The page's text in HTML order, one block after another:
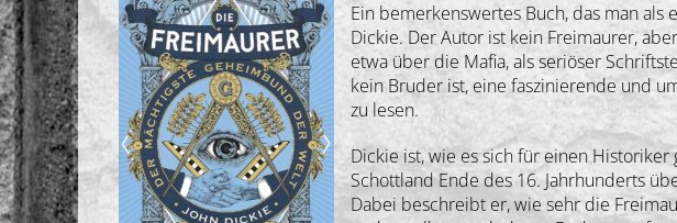
Ein bemerkenswertes Buch, das man als
Dickie. Der Autor ist kein Freimaurer,
etwa über die Mafia, als seriöser
kein Bruder ist, eine faszinierende und
zu lesen.
Dickie ist, wie es sich für einen
Schottland Ende des 16. Jahrhunderts
Dabei beschreibt er, wie sehr die